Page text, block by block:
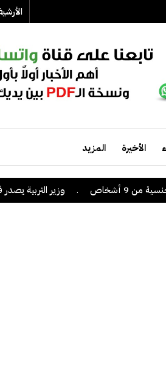
الأخيرة المزيد
. وزير التربية يصدر